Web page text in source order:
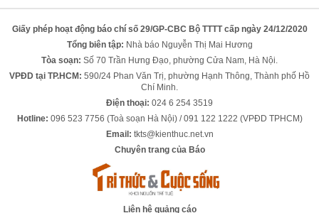
Giấy phép hoạt động báo chí số 29/GP-CBC Bộ TTTT cấp ngày 24/12/2020
Tổng biên tập: Nhà báo Nguyễn Thị Mai Hương
Tòa soạn: Số 70 Trần Hưng Đạo, phường Cửa Nam, Hà Nội.
VPĐD tại TP.HCM: 590/24 Phan Văn Trị, phường Hạnh Thông, Thành phố Hồ
Chí Minh.
Điện thoại: 024 6 254 3519
Hotline: 096 523 7756 (Toà soạn Hà Nội) / 091 122 1222 (VPĐD TPHCM)
Email: tkts@kienthuc.net.vn
Chuyên trang của Báo
Liên hệ quảng cáo